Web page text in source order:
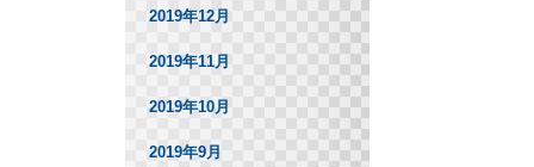
2019年12月
2019年11月
2019年10月
2019年9月